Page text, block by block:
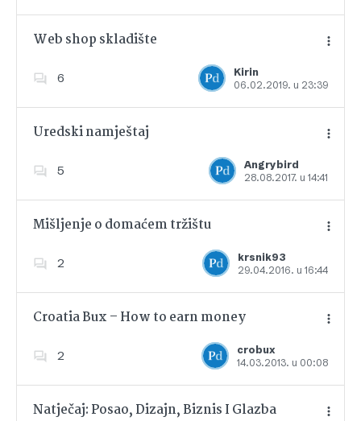
Web shop skladište
6
Kirin
06.02.2019. u 23:39
Dodajte u favorite
Uredski namještaj
5
Angrybird
28.08.2017. u 14:41
Dodajte u favorite
Mišljenje o domaćem tržištu
2
krsnik93
29.04.2016. u 16:44
Dodajte u favorite
Croatia Bux – How to earn money
2
crobux
14.03.2013. u 00:08
Dodajte u favorite
Natječaj: Posao, Dizajn, Biznis I Glazba